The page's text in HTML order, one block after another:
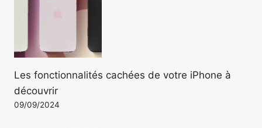
Les fonctionnalités cachées de votre iPhone à
découvrir
09/09/2024